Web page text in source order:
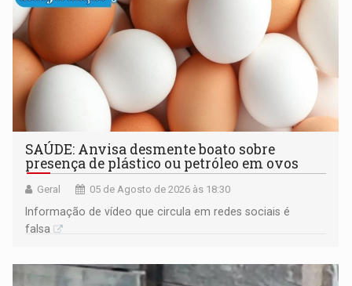
SAÚDE: Anvisa desmente boato sobre
presença de plástico ou petróleo em ovos
Geral 05 de Agosto de 2026 às 18:30
Informação de vídeo que circula em redes sociais é
falsa